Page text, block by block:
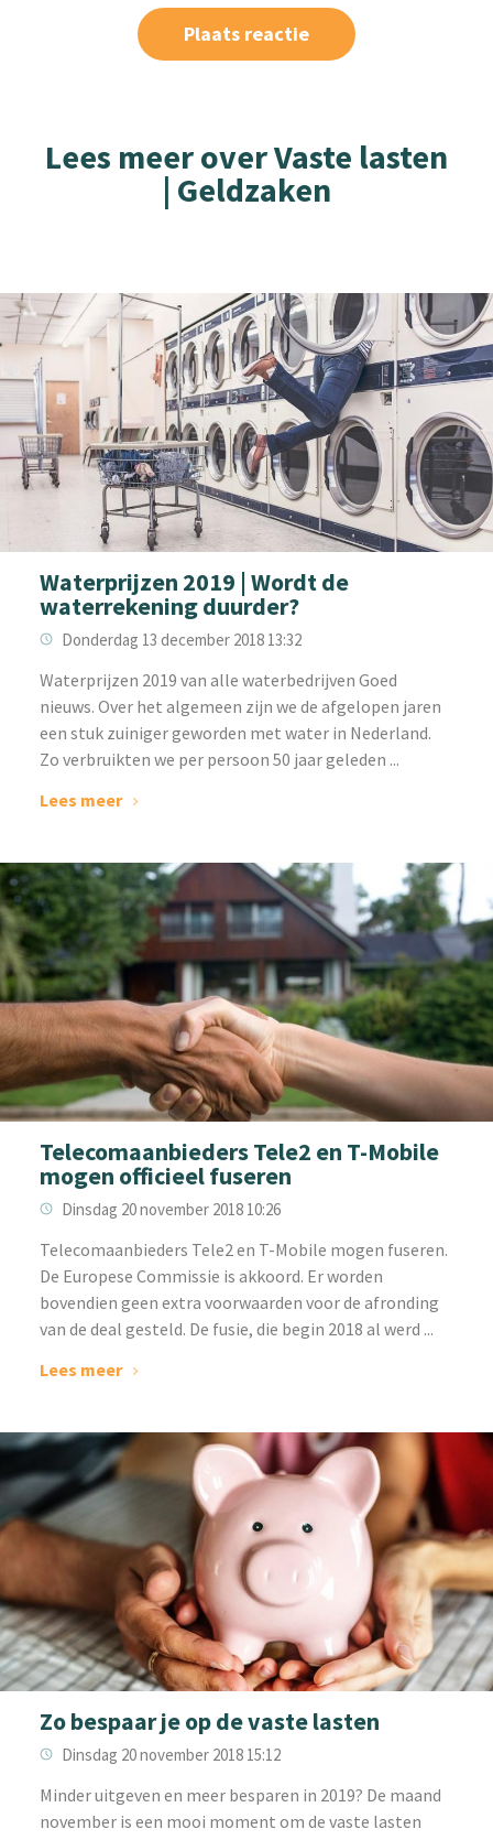
Lees meer over Vaste lasten
| Geldzaken
Waterprijzen 2019 | Wordt de
waterrekening duurder?
Donderdag 13 december 2018 13:32
Waterprijzen 2019 van alle waterbedrijven Goed
nieuws. Over het algemeen zijn we de afgelopen jaren
een stuk zuiniger geworden met water in Nederland.
Zo verbruikten we per persoon 50 jaar geleden ...
Lees meer
Telecomaanbieders Tele2 en T-Mobile
mogen officieel fuseren
Dinsdag 20 november 2018 10:26
Telecomaanbieders Tele2 en T-Mobile mogen fuseren.
De Europese Commissie is akkoord. Er worden
bovendien geen extra voorwaarden voor de afronding
van de deal gesteld. De fusie, die begin 2018 al werd ...
Lees meer
Zo bespaar je op de vaste lasten
Dinsdag 20 november 2018 15:12
Minder uitgeven en meer besparen in 2019? De maand
november is een mooi moment om de vaste lasten